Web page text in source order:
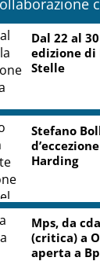
Dal 22 al
edizione di
Stelle
Stefano
Harding
Mps, da
(critica) a
aperta a